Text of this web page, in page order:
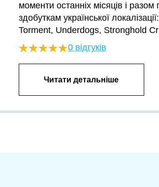
моменти останніх місяців і разом
здобуткам української
Torment, Underdogs, Stronghold
0 відгуків
Читати детальніше